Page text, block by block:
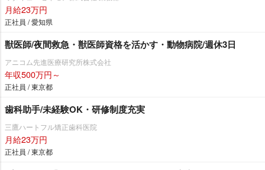
月給23万円
正社員 / 愛知県
獣医師/夜間救急・獣医師資格を活かす・動物病院/週休3日
アニコム先進医療研究所株式会社
年収500万円～
正社員 / 東京都
歯科助手/未経験OK・研修制度充実
三鷹ハートフル矯正歯科医院
月給23万円
正社員 / 東京都